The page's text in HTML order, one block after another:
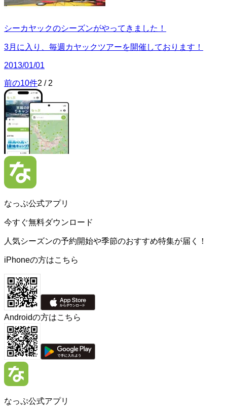
シーカヤックのシーズンがやってきました！
3月に入り、毎週カヤックツアーを開催しております！
2013/01/01
前の10件2 / 2
なっぷ公式アプリ
今すぐ無料ダウンロード
人気シーズンの予約開始や季節のおすすめ特集が届く！
iPhoneの方はこちら
Androidの方はこちら
なっぷ公式アプリ